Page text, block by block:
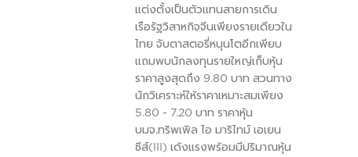
แต่งตั้งเป็นตัวแทนสายการเดิน
เรือรัฐวิสาหกิจจีนเพียงรายเดียวใน
ไทย จับตาสตอรี่หนุนโตอีกเพียบ
แถมพบนักลงทุนรายใหญ่เก็บหุ้น
ราคาสูงสุดถึง 9.80 บาท สวนทาง
นักวิเคราะห์ให้ราคาเหมาะสมเพียง
5.80 - 7.20 บาท ราคาหุ้น
บมจ.ทริพเพิล ไอ มาริไทม์ เอเยน
ซีส์(III) เด้งแรงพร้อมมีปริมาณหุ้น